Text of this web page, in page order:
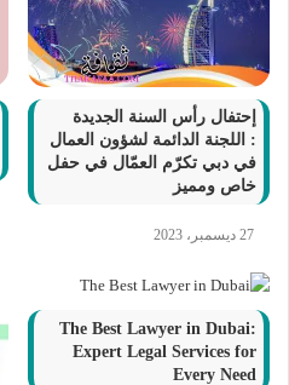
إحتفال رأس السنة الجديدة
: اللجنة الدائمة لشؤون العمال
في دبي تكرّم العمّال في حفل
خاص ومميز
27 ديسمبر، 2023
The Best Lawyer in Dubai:
Expert Legal Services for
Every Need